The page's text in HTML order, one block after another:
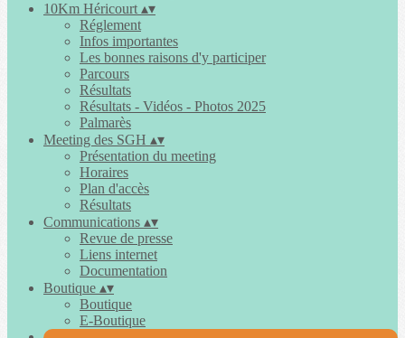
10Km Héricourt ▴▾
Réglement
Infos importantes
Les bonnes raisons d'y participer
Parcours
Résultats
Résultats - Vidéos - Photos 2025
Palmarès
Meeting des SGH ▴▾
Présentation du meeting
Horaires
Plan d'accès
Résultats
Communications ▴▾
Revue de presse
Liens internet
Documentation
Boutique ▴▾
Boutique
E-Boutique